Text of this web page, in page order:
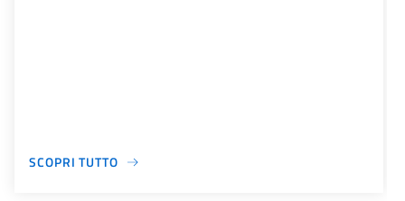
SCOPRI TUTTO